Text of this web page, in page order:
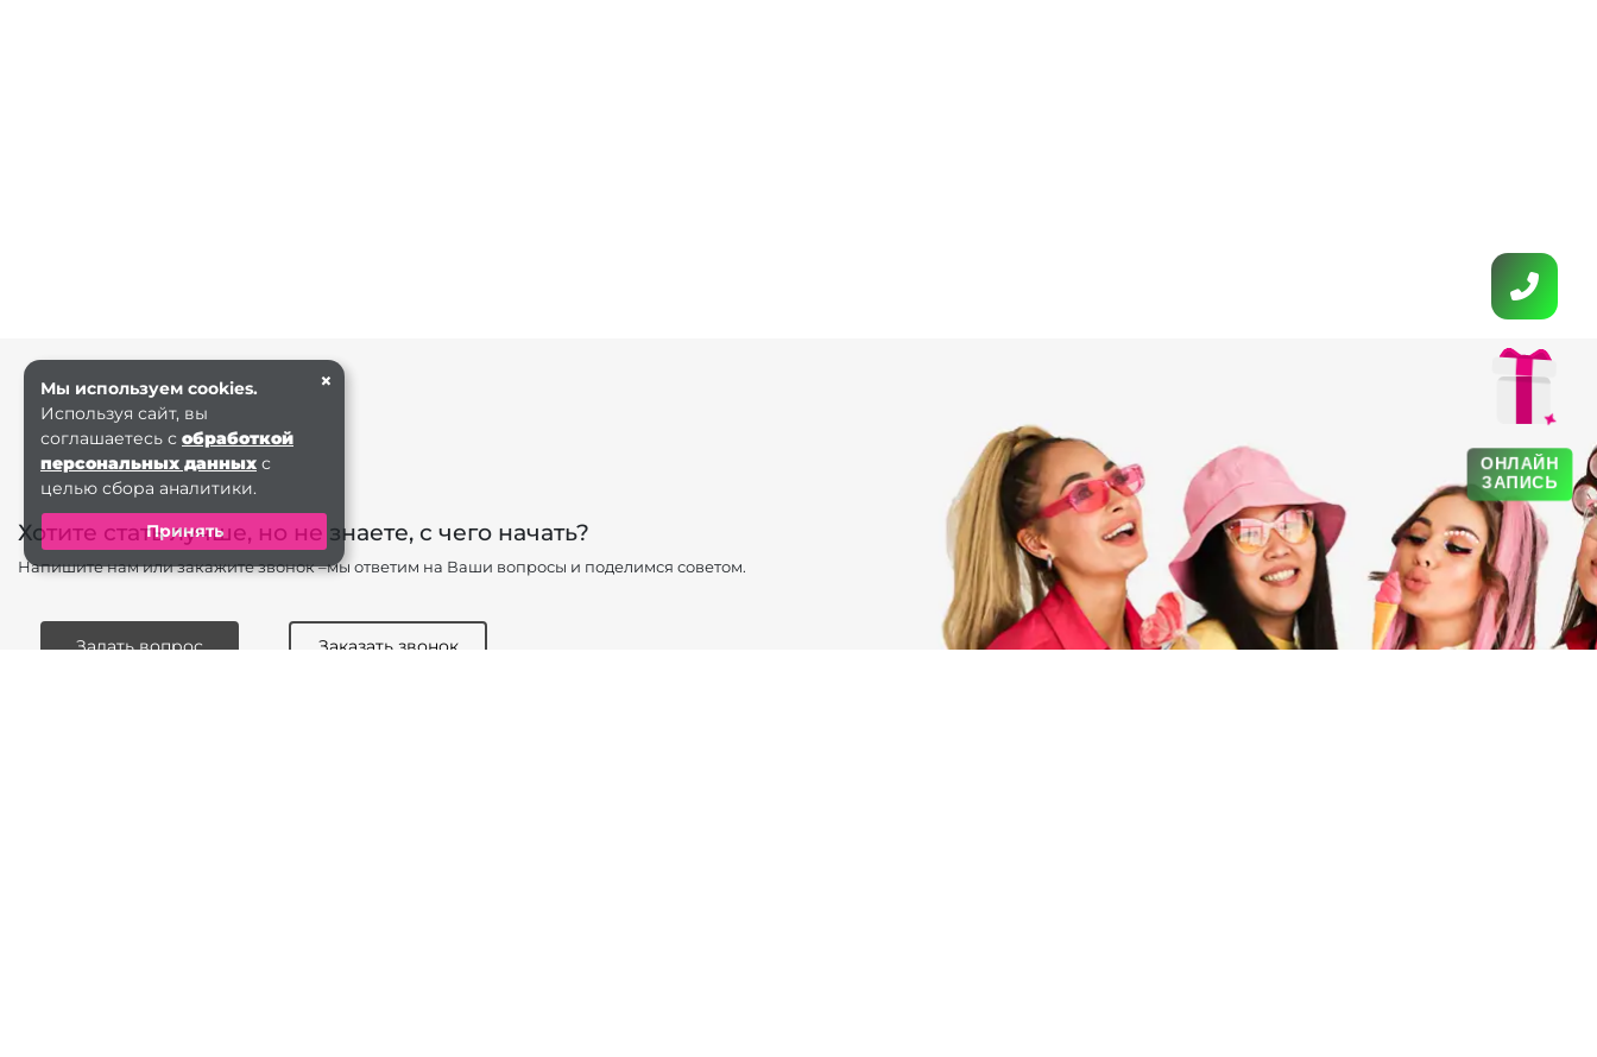
ОНЛАЙН
ЗАПИСЬ
Хотите стать лучше, но не знаете, с чего начать?
Напишите нам или закажите звонок –мы ответим на Ваши вопросы и поделимся советом.
Задать вопрос Заказать звонок
×
Мы используем cookies.
Используя сайт, вы
соглашаетесь с обработкой
персональных данных с
целью сбора аналитики.
Принять